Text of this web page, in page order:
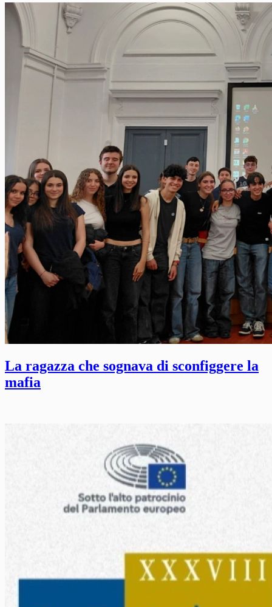
La ragazza che sognava di sconfiggere la
mafia